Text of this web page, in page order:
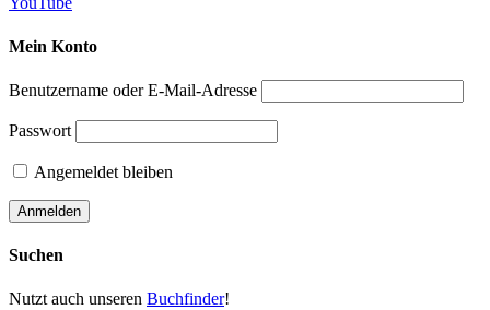
Mein Konto
Benutzername oder E-Mail-Adresse
Passwort
Angemeldet bleiben
Suchen
Nutzt auch unseren Buchfinder!